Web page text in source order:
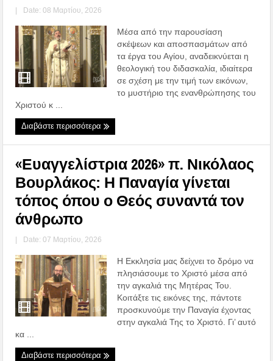
| Date: 08 Μαρτίου, 2026
Μέσα από την παρουσίαση
σκέψεων και αποσπασμάτων από
τα έργα του Αγίου, αναδεικνύεται η
θεολογική του διδασκαλία, ιδιαίτερα
σε σχέση με την τιμή των εικόνων,
το μυστήριο της ενανθρώπησης του
Χριστού κ ...
Διαβάστε περισσότερα
«Ευαγγελίστρια 2026» π. Νικόλαος
Βουρλάκος: Η Παναγία γίνεται
τόπος όπου ο Θεός συναντά τον
άνθρωπο
| Date: 07 Μαρτίου, 2026
Η Εκκλησία μας δείχνει το δρόμο να
πλησιάσουμε το Χριστό μέσα από
την αγκαλιά της Μητέρας Του.
Κοιτάξτε τις εικόνες της, πάντοτε
προσκυνούμε την Παναγία έχοντας
στην αγκαλιά Της το Χριστό. Γι’ αυτό
κα ...
Διαβάστε περισσότερα